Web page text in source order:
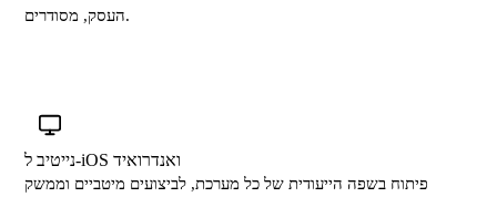
העסק, מסודרים.
נייטיב ל-iOS ואנדרואיד
פיתוח בשפה הייעודית של כל מערכת, לביצועים מיטביים וממשק